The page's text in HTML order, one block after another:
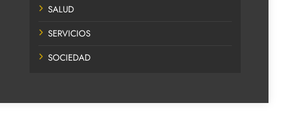
SALUD
SERVICIOS
SOCIEDAD